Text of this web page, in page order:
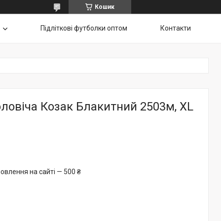
Кошик
Підліткові футболки оптом Контакти
Козак Блакитний 2503м, XL
на сайті — 500 ₴